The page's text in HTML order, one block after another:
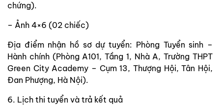
chứng).
– Ảnh 4×6 (02 chiếc)
Địa điểm nhận hồ sơ dự tuyển: Phòng Tuyển sinh –
Hành chính (Phòng A101, Tầng 1, Nhà A, Trường THPT
Green City Academy – Cụm 13, Thượng Hội, Tân Hội,
Đan Phượng, Hà Nội).
6. Lịch thi tuyển và trả kết quả